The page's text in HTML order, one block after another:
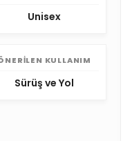
Unisex
KULLANIM
Sürüş ve Yol